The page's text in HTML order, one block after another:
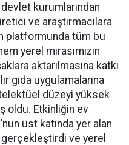
kurumlarından
ve araştırmacılara
platformunda tüm bu
yerel mirasımızın
aktarılmasına katkı
gıda uygulamalarına
düzeyi yüksek
oldu. Etkinliğin ev
üst katında yer alan
ve yerel